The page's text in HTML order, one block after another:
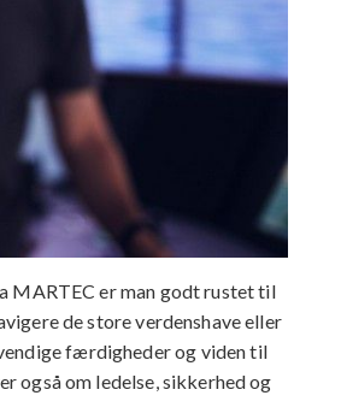
MARTEC er man godt rustet til
de store verdenshave eller
færdigheder og viden til
også om ledelse, sikkerhed og